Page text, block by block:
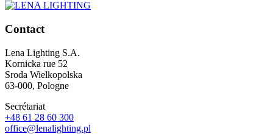
Contact
Lena Lighting S.A.
Kornicka rue 52
Sroda Wielkopolska
63-000, Pologne
Secrétariat
+48 61 28 60 300
office@lenalighting.pl